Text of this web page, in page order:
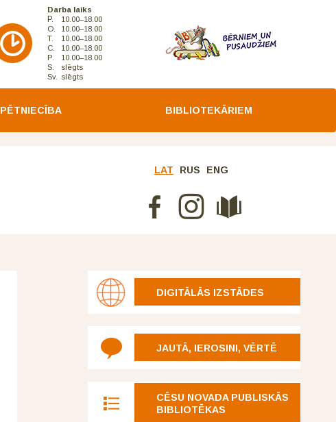
Darba laiks
P.
10.00–18.00
O.
10.00–18.00
T.
10.00–18.00
C.
10.00–18.00
P.
10.00–18.00
S.
slēgts
Sv. slēgts
BIBLIOTEKĀRIEM
LAT RUS ENG
DIGITĀLĀS IZSTĀDES
JAUTĀ, IEROSINI, VĒRTĒ
CĒSU NOVADA PUBLISKĀS
BIBLIOTĒKAS